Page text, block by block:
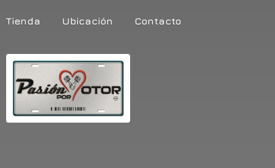
Tienda Ubicación Contacto